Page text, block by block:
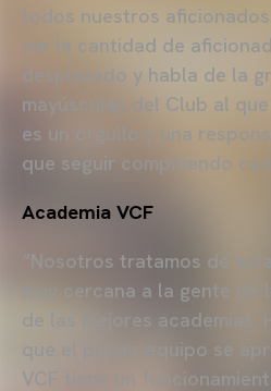
todos nuestros
ver la cantidad de
desplazado y habla de la
mayúsculas del Club al
es un orgullo y una
que seguir compitiendo
Academia VCF
“Nosotros tratamos de
muy cercana a la gente de
de las mejores
que el primer equipo se
VCF tiene un